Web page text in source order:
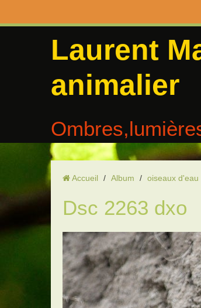
Laurent
animalier
Accueil / Album / oiseaux d'eau
Dsc 2263 dxo